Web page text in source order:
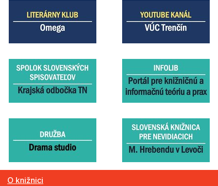
O knižnici